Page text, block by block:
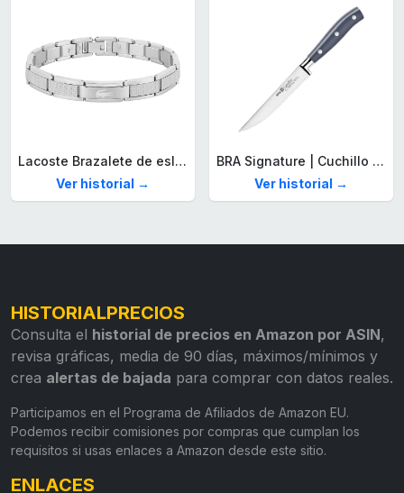
Lacoste Brazalete de eslabón para Hombre Colección STENCIL de Acero inoxidable
Ver historial →
BRA Signature | Cuchillo tomatero 120 mm, Acero Inoxidable alemán forjado con Molibdeno Vanadio, Mango Remachado ABS, Diseño Ergonómico, Hoja 1,6 mm espesor
Ver historial →
HISTORIALPRECIOS
Consulta el historial de precios en Amazon por ASIN,
revisa gráficas, media de 90 días, máximos/mínimos y
crea alertas de bajada para comprar con datos reales.
Participamos en el Programa de Afiliados de Amazon EU.
Podemos recibir comisiones por compras que cumplan los
requisitos si usas enlaces a Amazon desde este sitio.
ENLACES